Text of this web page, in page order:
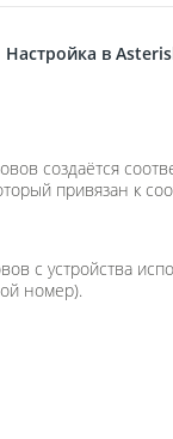
Настройка в
создаётся
привязан к
с устройства
номер).